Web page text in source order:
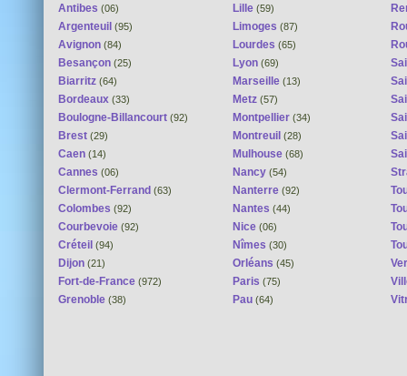
Antibes (06)
Argenteuil (95)
Avignon (84)
Besançon (25)
Biarritz (64)
Bordeaux (33)
Boulogne-Billancourt (92)
Brest (29)
Caen (14)
Cannes (06)
Clermont-Ferrand (63)
Colombes (92)
Courbevoie (92)
Créteil (94)
Dijon (21)
Fort-de-France (972)
Grenoble (38)
Lille (59)
Limoges (87)
Lourdes (65)
Lyon (69)
Marseille (13)
Metz (57)
Montpellier (34)
Montreuil (28)
Mulhouse (68)
Nancy (54)
Nanterre (92)
Nantes (44)
Nice (06)
Nîmes (30)
Orléans (45)
Paris (75)
Pau (64)